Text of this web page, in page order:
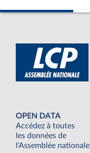
OPEN DATA
Accédez à toutes
les données de
l'Assemblée nationale